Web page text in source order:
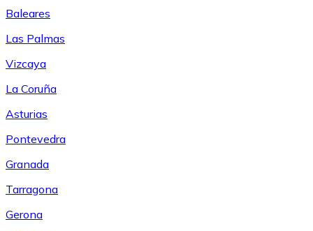
Baleares
Las Palmas
Vizcaya
La Coruña
Asturias
Pontevedra
Granada
Tarragona
Gerona